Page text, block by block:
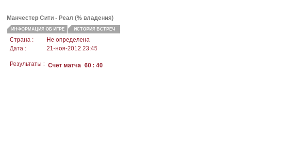
Манчестер Сити - Реал (% владения)
ИНФОРМАЦИЯ ОБ ИГРЕ ИСТОРИЯ ВСТРЕЧ
Страна :
Не определена
Дата :
21-ноя-2012 23:45
Результаты : Счет матча 60 : 40